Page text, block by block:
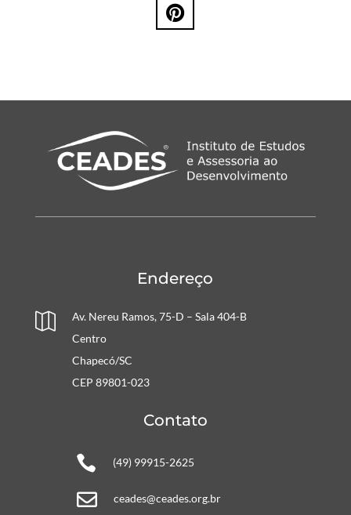

Endereço

Av. Nereu Ramos, 75-D – Sala 404-B
Centro
Chapecó/SC
CEP 89801-023
Contato
 (49) 99915-2625
 ceades@ceades.org.br